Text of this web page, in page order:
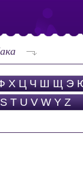
Х Ц Ч Ш Щ Э
S T U V W Y Z